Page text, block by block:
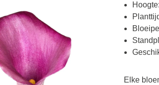
Hoogte:
Elke